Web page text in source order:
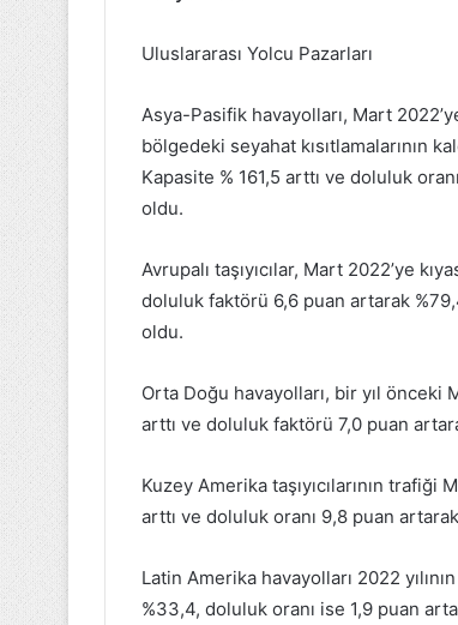
Uluslararası Yolcu Pazarları
Asya-Pasifik havayolları, Mart
bölgedeki seyahat kısıtlamalarının
Kapasite % 161,5 arttı ve doluluk
oldu.
Avrupalı taşıyıcılar, Mart 2022’ye
doluluk faktörü 6,6 puan artarak
oldu.
Orta Doğu havayolları, bir yıl önceki
arttı ve doluluk faktörü 7,0 puan
Kuzey Amerika taşıyıcılarının
arttı ve doluluk oranı 9,8 puan
Latin Amerika havayolları 2022
%33,4, doluluk oranı ise 1,9 puan